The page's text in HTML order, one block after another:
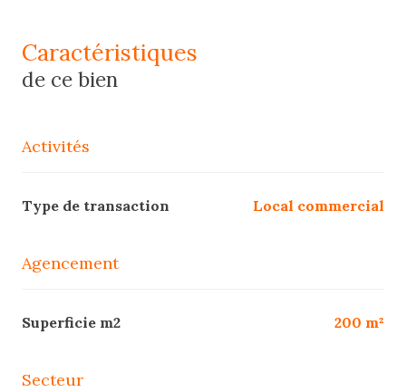
caractéristiques
de ce bien
Activités
Type de transaction Local commercial
Agencement
Superficie m2 200 m²
Secteur